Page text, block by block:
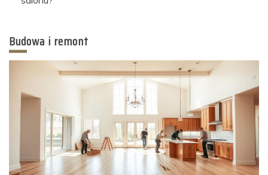
Budowa i remont